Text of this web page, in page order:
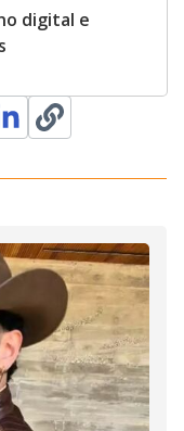
digital e